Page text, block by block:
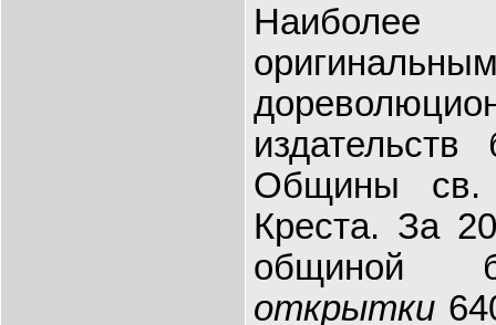
издательств
Общины св.
Креста. За
общиной
открытки